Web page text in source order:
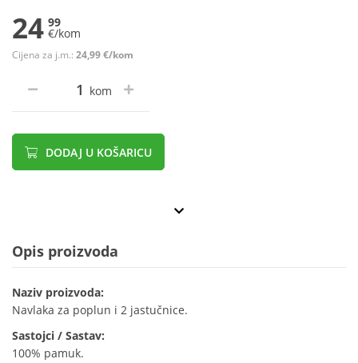
24 99
€/kom
Cijena za j.m.: 24,99 €/kom
kom
DODAJ U KOŠARICU
Opis proizvoda
Naziv proizvoda:
Navlaka za poplun i 2 jastučnice.
Sastojci / Sastav:
100% pamuk.